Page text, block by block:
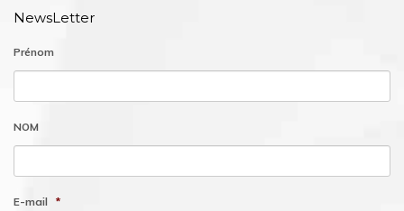
NewsLetter
Prénom
NOM
E-mail *